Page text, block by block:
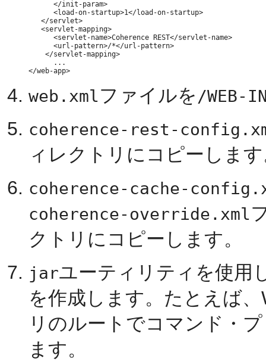
      </init-param>
      <load-on-startup>1</load-on-startup>
   </servlet>
   <servlet-mapping>
      <servlet-name>Coherence REST</servlet-name>
      <url-pattern>/*</url-pattern>
    </servlet-mapping>
      ...
web.xmlファイルを /WEB-
coherence-rest-
ィレクトリにコピーしま
coherence-cache-
coherence-override.xml
クトリにコピーします。
jarユーティリティを使用
を作成します。たとえば
リのルートでコマンド・
ます。